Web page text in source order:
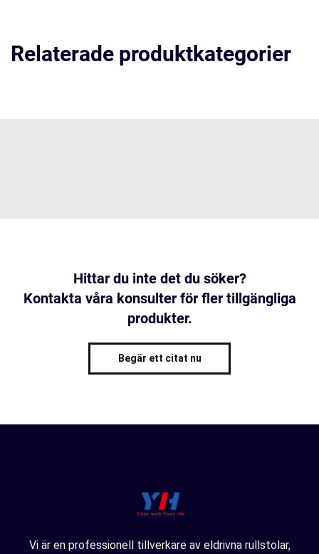
Relaterade produktkategorier
Hittar du inte det du söker?
Kontakta våra konsulter för fler tillgängliga
produkter.
Begär ett citat nu
Vi är en professionell tillverkare av eldrivna rullstolar,